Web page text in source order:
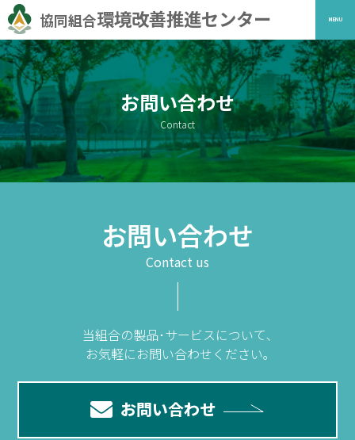
MENU
協同組合環境改善推進センター
お問い合わせ
Contact
お問い合わせ
Contact us
当組合の製品･サービスについて､
お気軽にお問い合わせください｡
お問い合わせ